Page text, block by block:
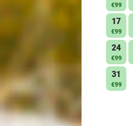
€99
17
€99
24
€99
31
€99